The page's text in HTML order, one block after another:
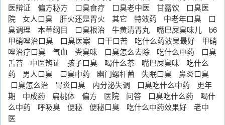
医辩证
偏方秘方 口臭食疗 口臭老中医 甘露饮
口臭医
院
女人口臭 肝火还是胃火 其它 特效药 中老年口臭
口
臭调理
本草纲目 口臭根治 牛黄清胃丸 嘴巴屎臭味儿
b6
甲硝唑治口臭
口臭医案 口干口苦 吃什么药效果最好
甲硝
唑治疗口臭
气血 粪臭味 口臭怎么去除 吃什么中药
口臭
舌苔
中医辨证 孩子口臭 喝什么茶 嘴巴屎臭味
吃什么
药
男人口臭 口臭中药 幽门螺杆菌 失眠口臭
鼻炎口臭
口臭怎么治
胃炎口臭 内分泌失调 口臭吃什么中药
更年
期
中成药 扁桃体 偏方 医院 问答 口臭吃什么药
喝什
么中药
呼吸臭 便秘 便秘口臭 吃什么中药效果好
老中
医